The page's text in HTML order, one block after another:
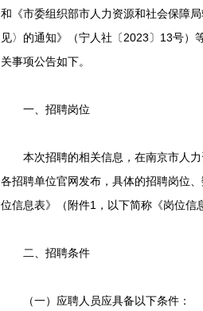
和《市委组织部市人力资源和社会保障
见〉的通知》（宁人社〔2023〕13号）
关事项公告如下。
一、招聘岗位
本次招聘的相关信息，在南京市人力
各招聘单位官网发布，具体的招聘岗位
位信息表》（附件1，以下简称《岗位信
二、招聘条件
（一）应聘人员应具备以下条件：